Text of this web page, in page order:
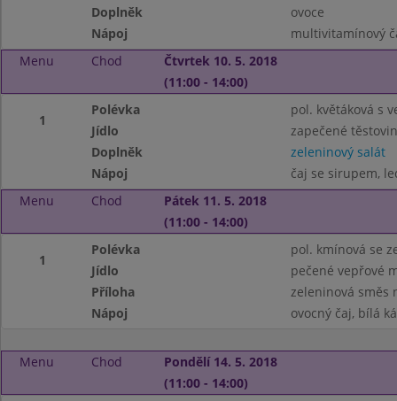
Doplněk
ovoce
Nápoj
multivitamínový
Menu
Chod
Čtvrtek 10. 5. 2018
(11:00 - 14:00)
1
Polévka
pol. květáková s
Jídlo
zapečené
Doplněk
zeleninový salát
Nápoj
čaj se sirupem,
Menu
Chod
Pátek 11. 5. 2018
(11:00 - 14:00)
1
Polévka
pol. kmínová se
Jídlo
pečené vepřové
Příloha
zeleninová směs
Nápoj
ovocný čaj, bílá
Menu Chod
Pondělí 14. 5. 2018
(11:00 - 14:00)